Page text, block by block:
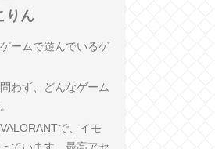
りん
ームで遊んでいるゲ
わず、どんなゲーム
で、イモ